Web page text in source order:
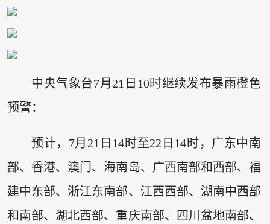
中央气象台7月21日10时继续发布暴雨橙色
预警：
预计，7月21日14时至22日14时，广东中南
部、香港、澳门、海南岛、广西南部和西部、福
建中东部、浙江东南部、江西西部、湖南中西部
和南部、湖北西部、重庆南部、四川盆地南部、